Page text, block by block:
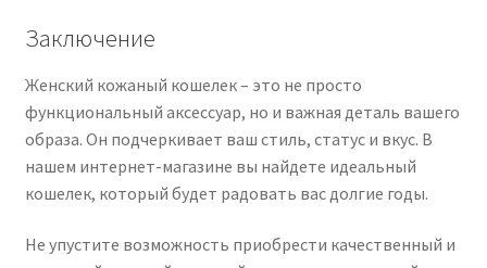
Заключение
Женский кожаный кошелек – это не просто
функциональный аксессуар, но и важная деталь вашего
образа. Он подчеркивает ваш стиль, статус и вкус. В
нашем интернет-магазине вы найдете идеальный
кошелек, который будет радовать вас долгие годы.
Не упустите возможность приобрести качественный и